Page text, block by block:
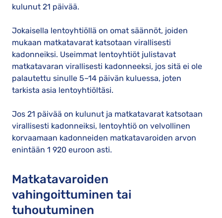
kulunut 21 päivää.
Jokaisella lentoyhtiöllä on omat säännöt, joiden
mukaan matkatavarat katsotaan virallisesti
kadonneiksi. Useimmat lentoyhtiöt julistavat
matkatavaran virallisesti kadonneeksi, jos sitä ei ole
palautettu sinulle 5–14 päivän kuluessa, joten
tarkista asia lentoyhtiöltäsi.
Jos 21 päivää on kulunut ja matkatavarat katsotaan
virallisesti kadonneiksi, lentoyhtiö on velvollinen
korvaamaan kadonneiden matkatavaroiden arvon
enintään 1 920 euroon asti.
Matkatavaroiden
vahingoittuminen tai
tuhoutuminen